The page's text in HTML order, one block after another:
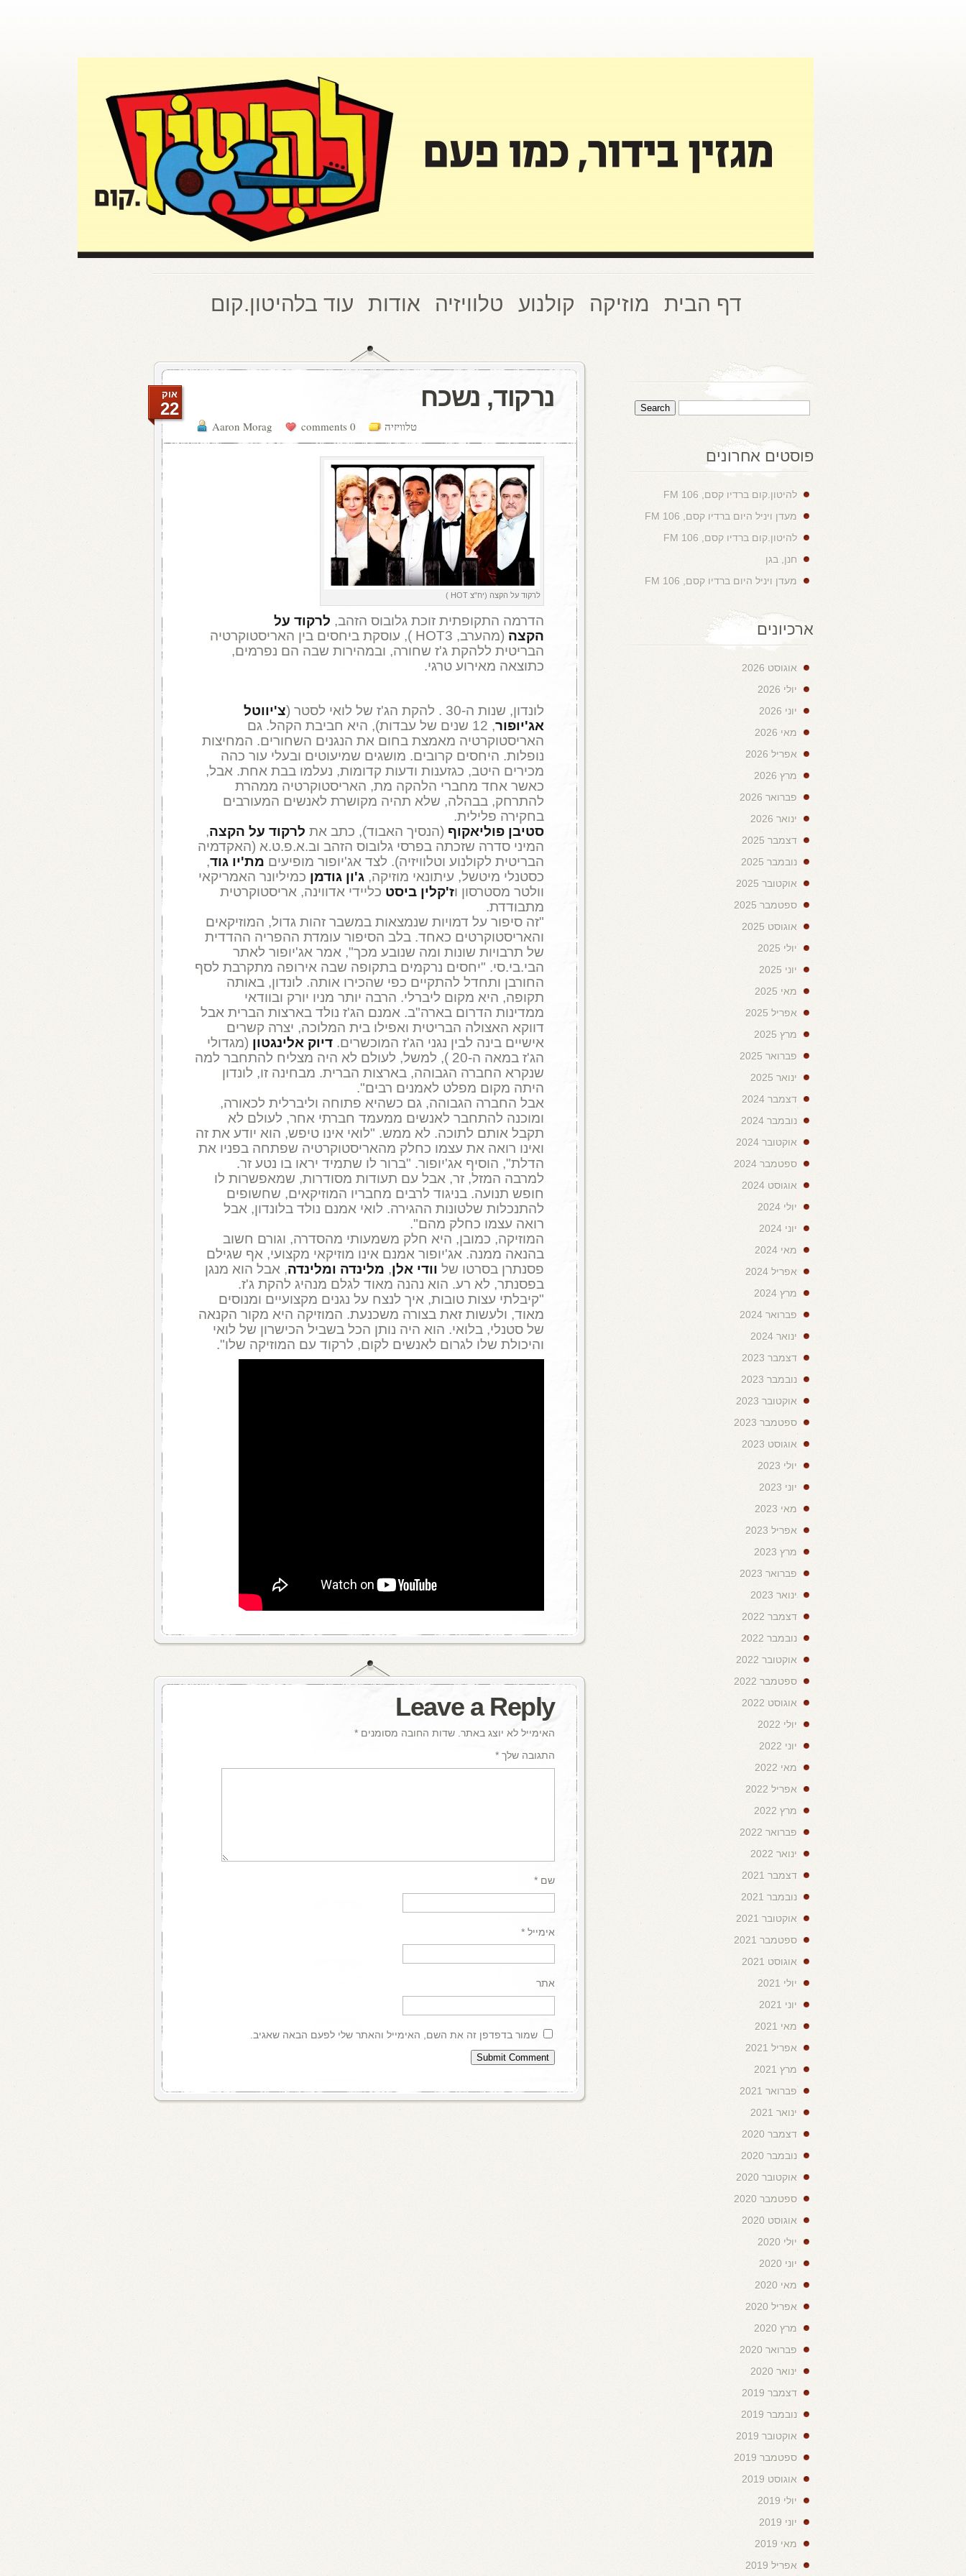
דף הבית מוזיקה קולנוע טלוויזיה אודות עוד בלהיטון.קום
נרקוד, נשכח
Aaron Morag 0 comments טלוויזיה
אוק
22
לרקוד על הקצה (יח"צ HOT )
הדרמה התקופתית זוכת גלובוס הזהב, לרקוד על
הקצה
(מהערב, HOT3 ), עוסקת ביחסים בין האריסטוקרטיה
הבריטית ללהקת ג'ז שחורה, ובמהירות שבה הם נפרמים,
כתוצאה מאירוע טרגי.
לונדון, שנות ה-30 . להקת הג'ז של לואי לסטר (
צ'יווטל
אג'יופור
, 12 שנים של עבדות), היא חביבת הקהל. גם
האריסטוקרטיה מאמצת בחום את הנגנים השחורים. המחיצות
נופלות. היחסים קרובים. מושגים שמיעוטים ובעלי עור כהה
מכירים היטב, כגזענות ודעות קדומות, נעלמו בבת אחת. אבל,
כאשר אחד מחברי הלהקה מת, האריסטוקרטיה ממהרת
להתרחק, בבהלה, שלא תהיה מקושרת לאנשים המעורבים
בחקירה פלילית.
סטיבן פוליאקוף (הנסיך האבוד), כתב את לרקוד על הקצה,
המיני סדרה שזכתה בפרסי גלובוס הזהב וב.א.פ.ט.א (האקדמיה
הבריטית לקולנוע וטלוויזיה). לצד אג'יופור מופיעים מת'יו גוד,
כסטנלי מיטשל, עיתונאי מוזיקה, ג'ון גודמן כמיליונר האמריקאי
וולטר מסטרסון וז'קלין ביסט כליידי אדווינה, אריסטוקרטית
מתבודדת.
"זה סיפור על דמויות שנמצאות במשבר זהות גדול, המוזיקאים
והאריסטוקרטים כאחד. בלב הסיפור עומדת ההפריה ההדדית
של תרבויות שונות ומה שנובע מכך", אמר אג'יופור לאתר
הבי.בי.סי. "יחסים נרקמים בתקופה שבה אירופה מתקרבת לסף
החורבן ותחדל להתקיים כפי שהכירו אותה. לונדון, באותה
תקופה, היא מקום ליברלי. הרבה יותר מניו יורק ובוודאי
ממדינות הדרום בארה"ב. אמנם הג'ז נולד בארצות הברית אבל
דווקא האצולה הבריטית ואפילו בית המלוכה, יצרה קשרים
אישיים בינה לבין נגני הג'ז המוכשרים. דיוק אלינגטון (מגדולי
הג'ז במאה ה-20 ), למשל, לעולם לא היה מצליח להתחבר למה
שנקרא החברה הגבוהה, בארצות הברית. מבחינה זו, לונדון
היתה מקום מפלט לאמנים רבים".
אבל החברה הגבוהה, גם כשהיא פתוחה וליברלית לכאורה,
ומוכנה להתחבר לאנשים ממעמד חברתי אחר, לעולם לא
תקבל אותם לתוכה. לא ממש. "לואי אינו טיפש, הוא יודע את זה
ואינו רואה את עצמו כחלק מהאריסטוקרטיה שפתחה בפניו את
הדלת", הוסיף אג'יופור. "ברור לו שתמיד יראו בו נטע זר.
למרבה המזל, זר, אבל עם תעודות מסודרות, שמאפשרות לו
חופש תנועה. בניגוד לרבים מחבריו המוזיקאים, שחשופים
להתנכלות שלטונות ההגירה. לואי אמנם נולד בלונדון, אבל
רואה עצמו כחלק מהם".
המוזיקה, כמובן, היא חלק משמעותי מהסדרה, וגורם חשוב
בהנאה ממנה. אג'יופור אמנם אינו מוזיקאי מקצועי, אף שגילם
פסנתרן בסרטו של וודי אלן, מלינדה ומלינדה, אבל הוא מנגן
בפסנתר, לא רע. הוא נהנה מאוד לגלם מנהיג להקת ג'ז.
"קיבלתי עצות טובות, איך לנצח על נגנים מקצועיים ומנוסים
מאוד, ולעשות זאת בצורה משכנעת. המוזיקה היא מקור הקנאה
של סטנלי, בלואי. הוא היה נותן הכל בשביל הכישרון של לואי
והיכולת שלו לגרום לאנשים לקום, לרקוד עם המוזיקה שלו".
Leave a Reply
האימייל לא יוצג באתר. שדות החובה מסומנים *
התגובה שלך *
שם *
אימייל *
אתר
שמור בדפדפן זה את השם, האימייל והאתר שלי לפעם הבאה שאגיב.
פוסטים אחרונים
להיטון.קום ברדיו קסם, 106 FM
מעדן ויניל היום ברדיו קסם, 106 FM
להיטון.קום ברדיו קסם, 106 FM
חנן, בגן
מעדן ויניל היום ברדיו קסם, 106 FM
ארכיונים
אוגוסט 2026
יולי 2026
יוני 2026
מאי 2026
אפריל 2026
מרץ 2026
פברואר 2026
ינואר 2026
דצמבר 2025
נובמבר 2025
אוקטובר 2025
ספטמבר 2025
אוגוסט 2025
יולי 2025
יוני 2025
מאי 2025
אפריל 2025
מרץ 2025
פברואר 2025
ינואר 2025
דצמבר 2024
נובמבר 2024
אוקטובר 2024
ספטמבר 2024
אוגוסט 2024
יולי 2024
יוני 2024
מאי 2024
אפריל 2024
מרץ 2024
פברואר 2024
ינואר 2024
דצמבר 2023
נובמבר 2023
אוקטובר 2023
ספטמבר 2023
אוגוסט 2023
יולי 2023
יוני 2023
מאי 2023
אפריל 2023
מרץ 2023
פברואר 2023
ינואר 2023
דצמבר 2022
נובמבר 2022
אוקטובר 2022
ספטמבר 2022
אוגוסט 2022
יולי 2022
יוני 2022
מאי 2022
אפריל 2022
מרץ 2022
פברואר 2022
ינואר 2022
דצמבר 2021
נובמבר 2021
אוקטובר 2021
ספטמבר 2021
אוגוסט 2021
יולי 2021
יוני 2021
מאי 2021
אפריל 2021
מרץ 2021
פברואר 2021
ינואר 2021
דצמבר 2020
נובמבר 2020
אוקטובר 2020
ספטמבר 2020
אוגוסט 2020
יולי 2020
יוני 2020
מאי 2020
אפריל 2020
מרץ 2020
פברואר 2020
ינואר 2020
דצמבר 2019
נובמבר 2019
אוקטובר 2019
ספטמבר 2019
אוגוסט 2019
יולי 2019
יוני 2019
מאי 2019
אפריל 2019